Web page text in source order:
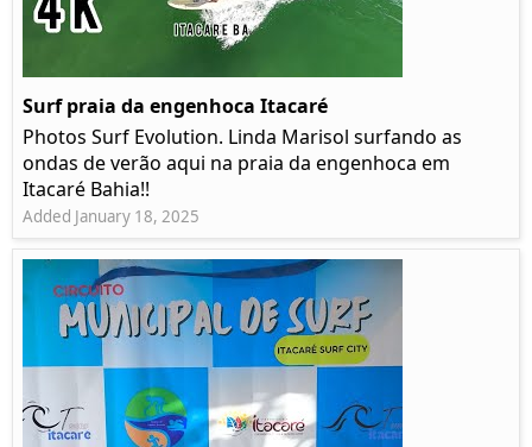
Surf praia da engenhoca Itacaré
Photos Surf Evolution. Linda Marisol surfando as
ondas de verão aqui na praia da engenhoca em
Itacaré Bahia!!
Added January 18, 2025